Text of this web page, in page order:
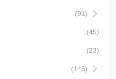
(91)
(45)
(23)
(145)